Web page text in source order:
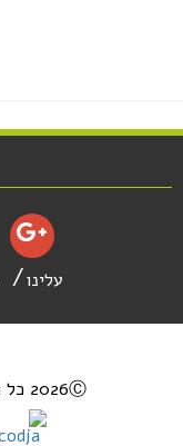
עלינו
2026Ⓒ כל הזכויות שמורות לוומן נט בע"מ